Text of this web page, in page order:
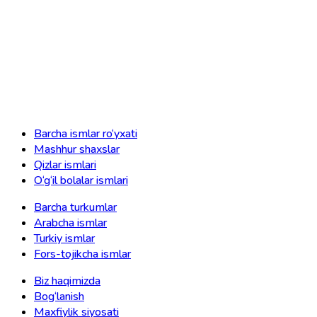
Barcha ismlar ro‘yxati
Mashhur shaxslar
Qizlar ismlari
O‘g‘il bolalar ismlari
Barcha turkumlar
Arabcha ismlar
Turkiy ismlar
Fors-tojikcha ismlar
Biz haqimizda
Bog‘lanish
Maxfiylik siyosati